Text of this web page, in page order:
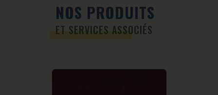
NOS PRODUITS
ET SERVICES ASSOCIÉS